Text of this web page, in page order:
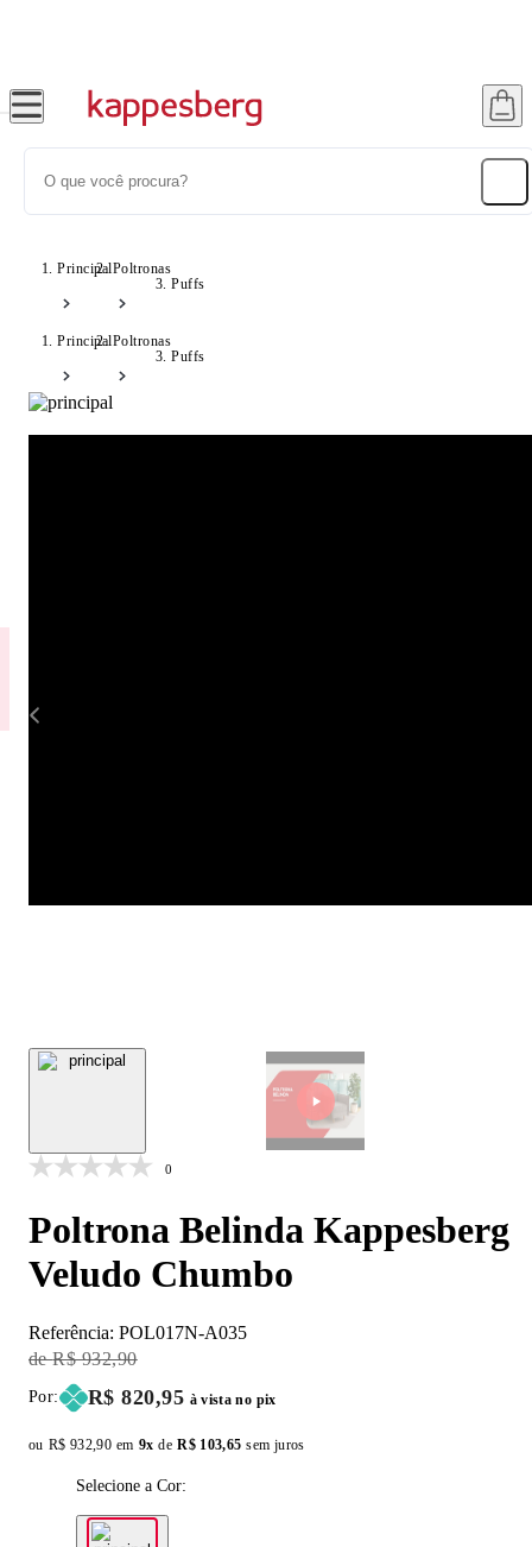
PrincipalPoltronas
Puffs
PrincipalPoltronas
Puffs
0
Poltrona Belinda Kappesberg
Veludo Chumbo
Referência: POL017N-A035
Original Price:
R$ 932,90
Por: Price:
R$ 820,95 à vista no pix
ou Original price:
R$ 932,90 em 9x de Installment price:
R$ 103,65 sem juros
Selecione a Cor: